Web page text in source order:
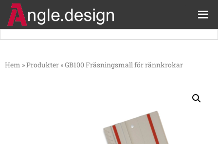
Hem »Produkter »GB100 Fräsningsmall för rännkrokar